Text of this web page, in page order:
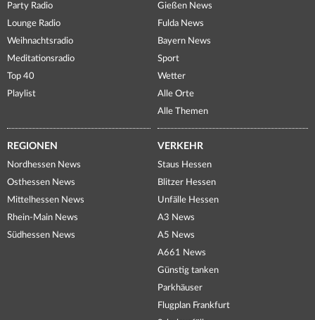
Party Radio
Lounge Radio
Weihnachtsradio
Meditationsradio
Top 40
Playlist
Gießen News
Fulda News
Bayern News
Sport
Wetter
Alle Orte
Alle Themen
REGIONEN
Nordhessen News
Osthessen News
Mittelhessen News
Rhein-Main News
Südhessen News
VERKEHR
Staus Hessen
Blitzer Hessen
Unfälle Hessen
A3 News
A5 News
A661 News
Günstig tanken
Parkhäuser
Flugplan Frankfurt